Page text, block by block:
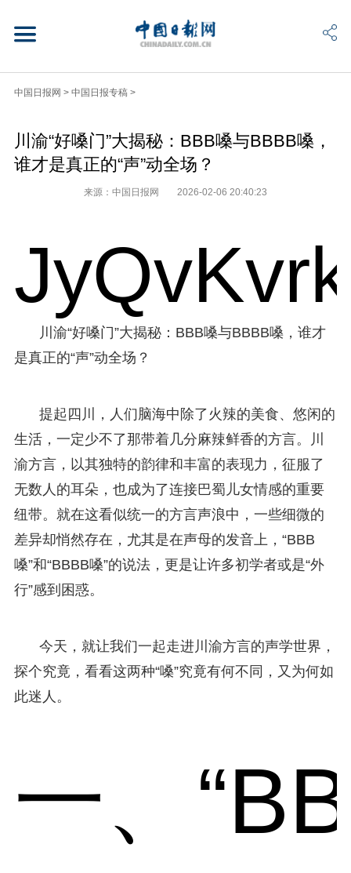
中国日报网 > 中国日报专稿 >
川渝“好嗓门”大揭秘：BBB嗓与BBBB嗓，
谁才是真正的“声”动全场？
来源：中国日报网 2026-02-06 20:40:23
川渝“好嗓门”大揭秘：BBB嗓与BBBB嗓，谁才
是真正的“声”动全场？
提起四川，人们脑海中除了火辣的美食、悠闲的
生活，一定少不了那带着几分麻辣鲜香的方言。川
渝方言，以其独特的韵律和丰富的表现力，征服了
无数人的耳朵，也成为了连接巴蜀儿女情感的重要
纽带。就在这看似统一的方言声浪中，一些细微的
差异却悄然存在，尤其是在声母的发音上，“BBB
嗓”和“BBBB嗓”的说法，更是让许多初学者或是“外
行”感到困惑。
今天，就让我们一起走进川渝方言的声学世界，
探个究竟，看看这两种“嗓”究竟有何不同，又为何如
此迷人。
一、